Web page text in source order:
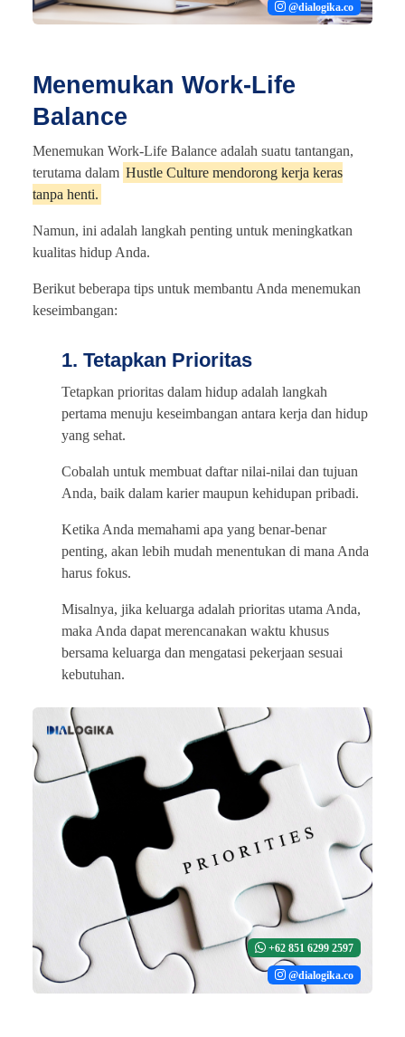
@dialogika.co
Menemukan Work-Life
Balance
Menemukan Work-Life Balance adalah suatu tantangan,
terutama dalam Hustle Culture mendorong kerja keras
tanpa henti.
Namun, ini adalah langkah penting untuk meningkatkan
kualitas hidup Anda.
Berikut beberapa tips untuk membantu Anda menemukan
keseimbangan:
1. Tetapkan Prioritas
Tetapkan prioritas dalam hidup adalah langkah
pertama menuju keseimbangan antara kerja dan hidup
yang sehat.
Cobalah untuk membuat daftar nilai-nilai dan tujuan
Anda, baik dalam karier maupun kehidupan pribadi.
Ketika Anda memahami apa yang benar-benar
penting, akan lebih mudah menentukan di mana Anda
harus fokus.
Misalnya, jika keluarga adalah prioritas utama Anda,
maka Anda dapat merencanakan waktu khusus
bersama keluarga dan mengatasi pekerjaan sesuai
kebutuhan.
+62 851 6299 2597
@dialogika.co